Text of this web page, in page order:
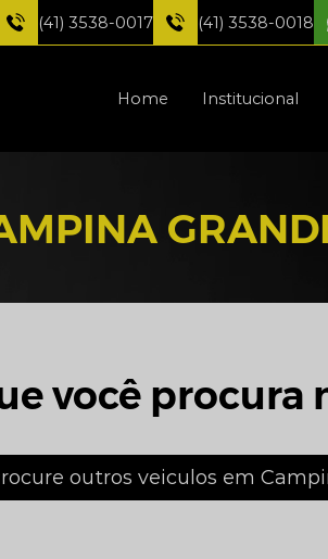
(41) 3538-0017 (41) 3538-0018
Home Institucional
você procura
outros veiculos em